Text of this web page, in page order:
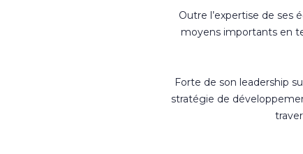
Outre l’expertise de ses
moyens importants en
Forte de son leadership
stratégie de